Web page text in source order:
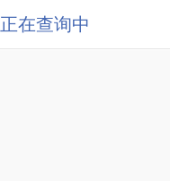
正在查询中